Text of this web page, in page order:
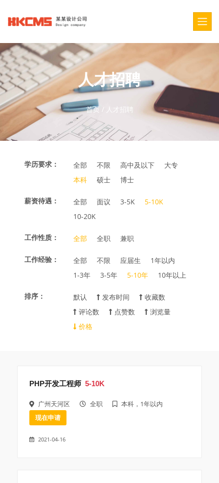
人才招聘
首页 / 人才招聘
学历要求： 全部 不限 高中及以下
大专
本科
硕士 博士
薪资待遇： 全部 面议 3-5K
5-10K
10-20K
工作性质： 全部 全职 兼职
工作经验： 全部 不限 应届生
1年以内
1-3年
3-5年 5-10年 10年以上
排序： 默认 发布时间
收藏数
评论数
点赞数
浏览量
价格
PHP开发工程师 5-10K
广州天河区 全职 本科，1年以内
现在申请
2021-04-16